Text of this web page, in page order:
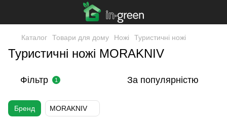
Каталог Товари для дому Ножі Туристичні ножі
Туристичні ножі MORAKNIV
Фільтр 1 За популярністю
Бренд MORAKNIV